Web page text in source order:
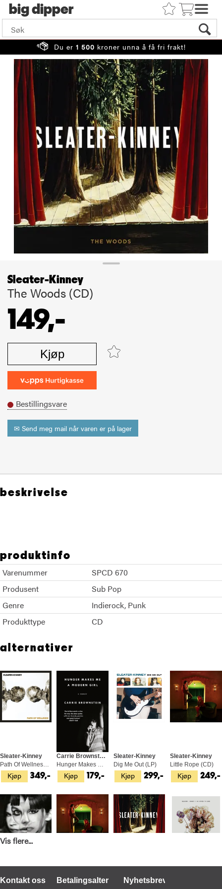
big
Du er 1 500 kroner unna å få fri frakt!
Sleater-Kinney
The Woods (CD)
149,-
Kjøp
Bestillingsvare
✉ Send meg mail når varen er på lager
beskrivelse
produktinfo
Varenummer
SPCD 670
Produsent
Sub Pop
Genre
Indierock Punk
Produkttype
CD
alternativer
Kjøp
Sleater-Kinney
349,- Kjøp
Carrie Brownstone
179,- Kjøp
Sleater-Kinney
Dig Me Out (LP)
299,- Kjøp
Sleater-Kinney
Little Rope (CD)
249,-
Kjøp Kjøp Kjøp Kjøp
Vis flere...
Kontakt oss BetalingsalternativerNyhetsbrev